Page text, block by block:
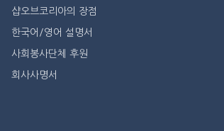
샵오브코리아의 장점
한국어/영어 설명서
사회봉사단체 후원
회사사명서